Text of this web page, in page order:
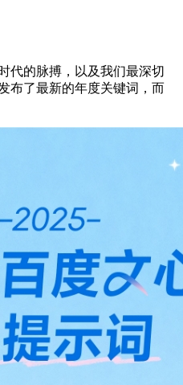
代的脉搏，以及我们最深切
布了最新的年度关键词，而